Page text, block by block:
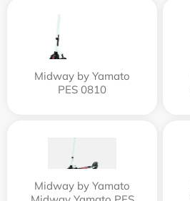
Midway by Yamato
PES 0810
Midway by Yamato